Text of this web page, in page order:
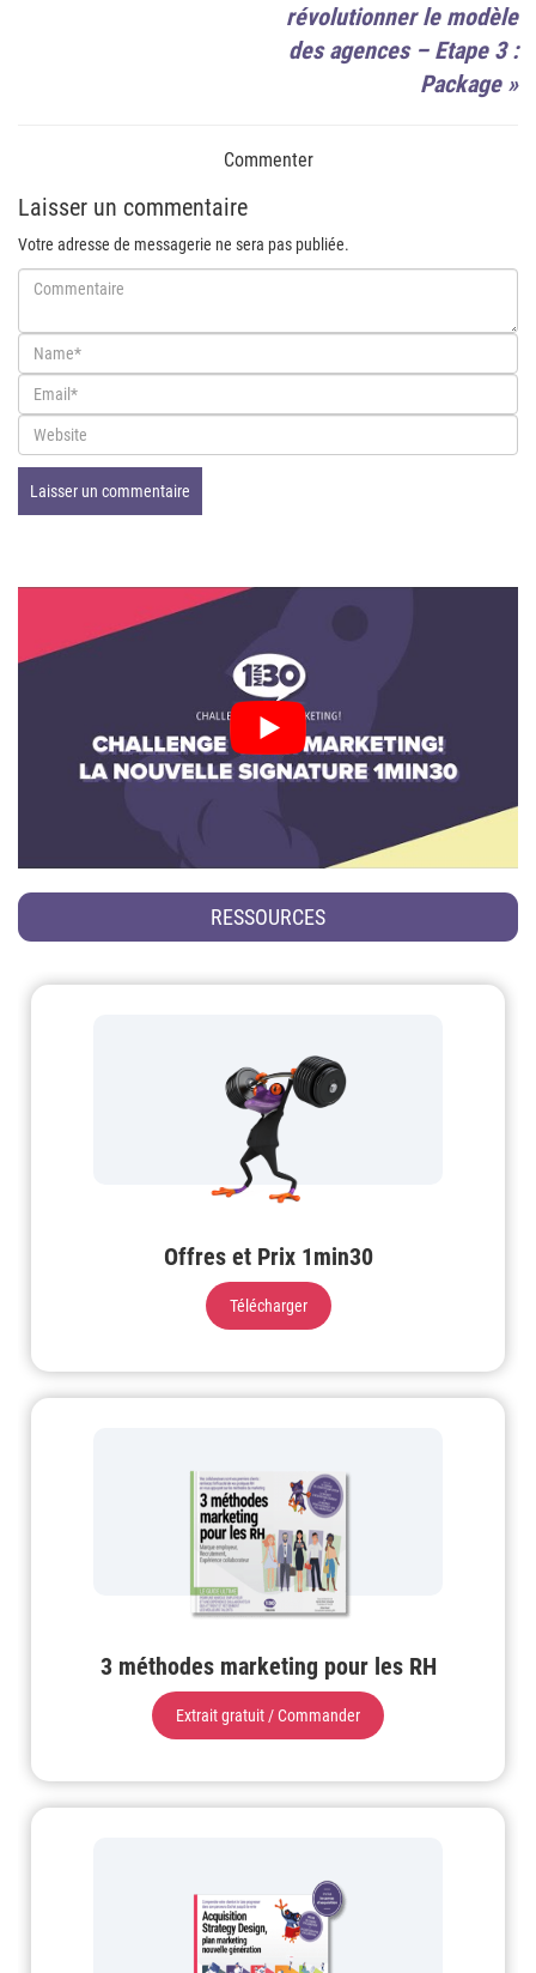
révolutionner le modèle
des agences – Etape 3 :
Package»
Commenter
Laisser un commentaire
Votre adresse de messagerie ne sera pas publiée.
RESSOURCES
Offres et Prix 1min30
Télécharger
3 méthodes marketing pour les RH
Extrait gratuit / Commander